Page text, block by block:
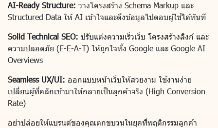
AI-Ready Structure: วางโครงสร้าง Schema Markup และ
Structured Data ให้ AI เข้าใจและดึงข้อมูลไปตอบผู้ใช้ได้ทันที
Solid Technical SEO: ปรับแต่งความเร็วเว็บ โครงสร้างลิงก์ และ
ความปลอดภัย (E-E-A-T) ให้ถูกใจทั้ง Google และ Google AI
Overviews
Seamless UX/UI: ออกแบบหน้าเว็บให้สวยงาม ใช้งานง่าย
เปลี่ยนผู้ที่คลิกเข้ามาให้กลายเป็นลูกค้าจริง (High Conversion
Rate)
อย่าปล่อยให้แบรนด์ของคุณตกขบวนในยุคที่พฤติกรรมลูกค้า